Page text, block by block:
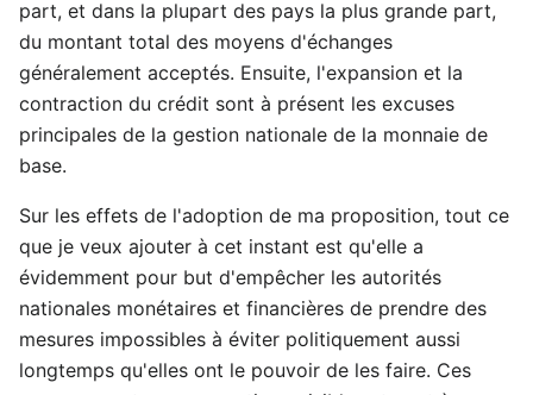
part, et dans la plupart des pays la plus grande part,
du montant total des moyens d'échanges
généralement acceptés. Ensuite, l'expansion et la
contraction du crédit sont à présent les excuses
principales de la gestion nationale de la monnaie de
base.
Sur les effets de l'adoption de ma proposition, tout ce
que je veux ajouter à cet instant est qu'elle a
évidemment pour but d'empêcher les autorités
nationales monétaires et financières de prendre des
mesures impossibles à éviter politiquement aussi
longtemps qu'elles ont le pouvoir de les faire. Ces